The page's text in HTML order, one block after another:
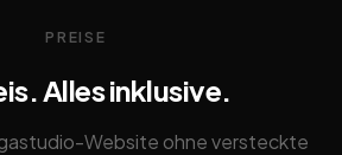
PREISE
Alles inklusive.
Website ohne versteckte